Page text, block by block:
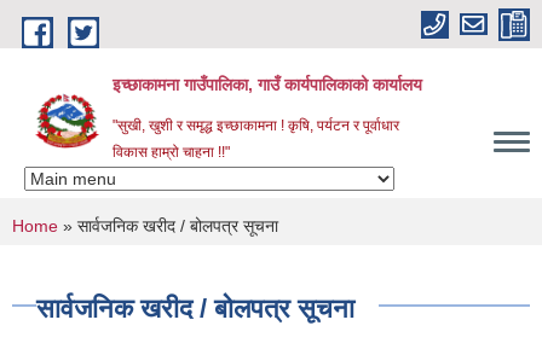
Skip to main content
इच्छाकामना गाउँपालिका, गाउँ कार्यपालिकाको कार्यालय
"सुखी, खुशी र समृद्ध इच्छाकामना ! कृषि, पर्यटन र पूर्वाधार
विकास हाम्रो चाहना !!"
You are here
Home » सार्वजनिक खरीद / बोलपत्र सूचना
सार्वजनिक खरीद / बोलपत्र सूचना